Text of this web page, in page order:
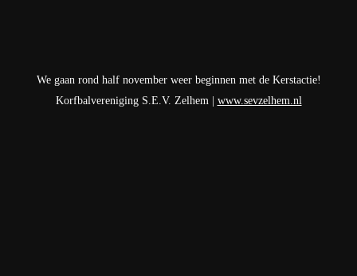
We gaan rond half november weer beginnen met de Kerstactie!
Korfbalvereniging S.E.V. Zelhem | www.sevzelhem.nl